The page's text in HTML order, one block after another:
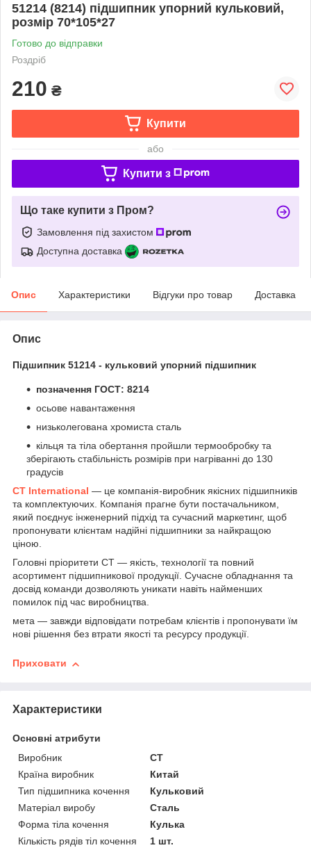
51214 (8214) підшипник упорний кульковий,
розмір 70*105*27
Готово до відправки
Роздріб
210 ₴
Купити
або
Купити з
Що таке купити з Пром?
Замовлення під захистом
Доступна доставка
Опис Характеристики Відгуки про товар Доставка
Опис
Підшипник 51214 - кульковий упорний підшипник
позначення ГОСТ: 8214
осьове навантаження
низьколегована хромиста сталь
кільця та тіла обертання пройшли термообробку та
зберігають стабільність розмірів при нагріванні до 130
градусів
CT International — це компанія-виробник якісних підшипників
та комплектуючих. Компанія прагне бути постачальником,
який поєднує інженерний підхід та сучасний маркетинг, щоб
пропонувати клієнтам надійні підшипники за найкращою
ціною.
Головні пріоритети СТ — якість, технології та повний
асортимент підшипникової продукції. Сучасне обладнання та
досвід команди дозволяють уникати навіть найменших
помилок під час виробництва.
мета — завжди відповідати потребам клієнтів і пропонувати їм
нові рішення без втрати якості та ресурсу продукції.
Приховати
Характеристики
Основні атрибути
Виробник
CT
Країна виробник
Китай
Тип підшипника кочення
Кульковий
Матеріал виробу
Сталь
Форма тіла кочення
Кулька
Кількість рядів тіл кочення
1 шт.